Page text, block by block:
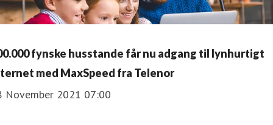
fynske husstande får nu adgang til lynhurtigt
med MaxSpeed fra Telenor
November 2021 07:00